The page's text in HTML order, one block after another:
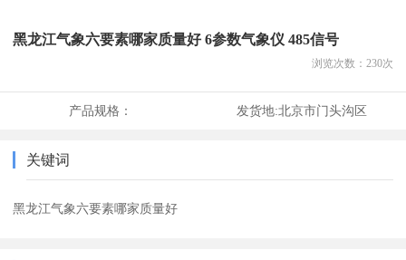
黑龙江气象六要素哪家质量好 6参数气象仪 485信号
浏览次数： 230次
产品规格： 发货地:北京市门头沟区
关键词
黑龙江气象六要素哪家质量好